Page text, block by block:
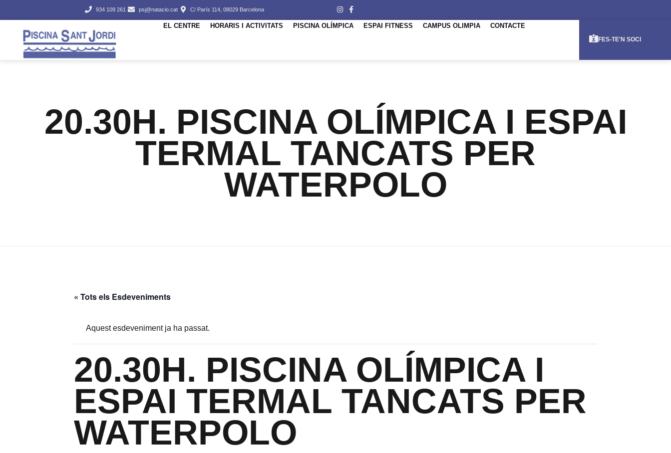
934 109 261 psj@natacio.cat C/ París 114, 08029 Barcelona
EL CENTRE HORARIS I ACTIVITATS PISCINA OLÍMPICA ESPAI FITNESS CAMPUS OLIMPIA CONTACTE
FES-TE'N SOCI
20.30H. PISCINA OLÍMPICA I ESPAI
TERMAL TANCATS PER
WATERPOLO
« Tots els Esdeveniments
Aquest esdeveniment ja ha passat.
20.30H. PISCINA OLÍMPICA I
ESPAI TERMAL TANCATS PER
WATERPOLO